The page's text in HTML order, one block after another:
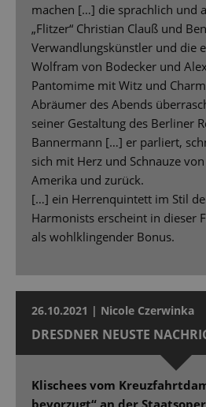
machen […] die sprachlich und
„Flitzer“ Christian Clauß und
Verwandlungskünstler und die
Wolfram von Bodecker und
Pantomime mit Witz und
Abräumer des Abends
seiner Gestaltung des Berliner
Bannermann […] er parliert,
sich mit Herz und Schnauze
Amerika und zurück.
[…] ein Herrenquintett im Stil
Harmonists erscheint in dieser
als wohlklingender Bonus.
26.10.2021 | Nicole Czerwinka
DRESDNER NEUSTE
Klischees vom